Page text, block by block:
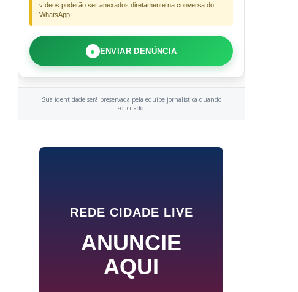
vídeos poderão ser anexados diretamente na conversa do
WhatsApp.
● ENVIAR DENÚNCIA
Sua identidade será preservada pela equipe jornalística quando
solicitado.
REDE CIDADE LIVE
ANUNCIE
AQUI